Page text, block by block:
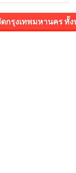
กรุงเทพมหานคร ทั้